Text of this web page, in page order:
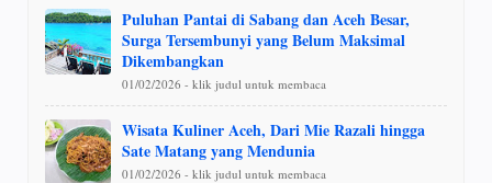
Puluhan Pantai di Sabang dan Aceh Besar,
Surga Tersembunyi yang Belum Maksimal
Dikembangkan
01/02/2026 - klik judul untuk membaca
Wisata Kuliner Aceh, Dari Mie Razali hingga
Sate Matang yang Mendunia
01/02/2026 - klik judul untuk membaca